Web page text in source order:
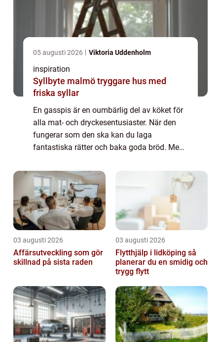
05 augusti 2026 Viktoria Uddenholm
inspiration
Syllbyte malmö tryggare hus med
friska syllar
En gasspis är en oumbärlig del av köket för
alla mat- och dryckesentusiaster. När den
fungerar som den ska kan du laga
fantastiska rätter och baka goda bröd. Men
so...
03 augusti 2026
Affärsutveckling som gör
skillnad på sista raden
03 augusti 2026
Flytthjälp i lidköping så
planerar du en smidig och
trygg flytt